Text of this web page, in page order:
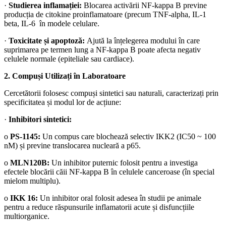
· Studierea inflamației: Blocarea activării NF-kappa B previne
producția de citokine proinflamatoare (precum TNF-alpha, IL-1
beta, IL-6 în modele celulare.
· Toxicitate și apoptoză: Ajută la înțelegerea modului în care
suprimarea pe termen lung a NF-kappa B poate afecta negativ
celulele normale (epiteliale sau cardiace).
2. Compuși Utilizați în Laboratoare
Cercetătorii folosesc compuși sintetici sau naturali, caracterizați prin
specificitatea și modul lor de acțiune:
· Inhibitori sintetici:
o PS-1145: Un compus care blochează selectiv IKK2 (IC50 ~ 100
nM) și previne translocarea nucleară a p65.
o MLN120B: Un inhibitor puternic folosit pentru a investiga
efectele blocării căii NF-kappa B în celulele canceroase (în special
mielom multiplu).
o IKK 16: Un inhibitor oral folosit adesea în studii pe animale
pentru a reduce răspunsurile inflamatorii acute și disfuncțiile
multiorganice.